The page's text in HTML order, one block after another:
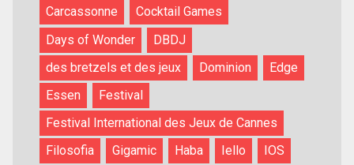
Carcassonne
Cocktail Games
Days of Wonder
DBDJ
des bretzels et des jeux
Dominion
Edge
Essen
Festival
Festival International des Jeux de Cannes
Filosofia
Gigamic Haba Iello
IOS